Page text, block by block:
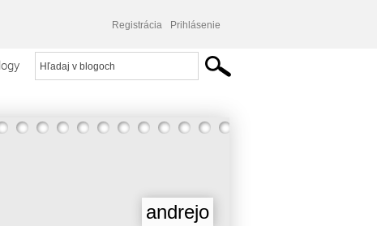
Registrácia Prihlásenie
andrejo